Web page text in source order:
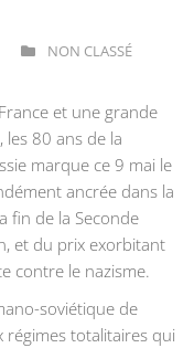
NON CLASSÉ
et une grande
les 80 ans de la
marque ce 9 mai le
ancrée dans la
fin de la Seconde
et du prix exorbitant
contre le nazisme.
soviétique de
totalitaires qui